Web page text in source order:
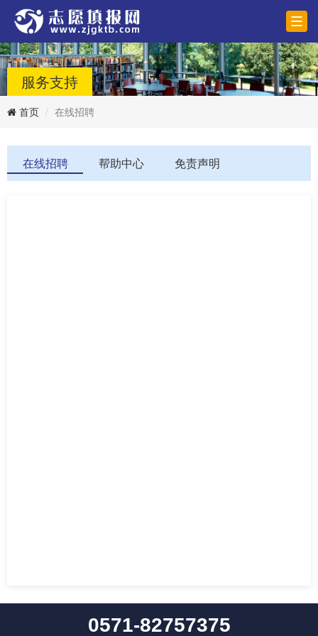
服务支持
首页 在线招聘
在线招聘 帮助中心 免责声明
0571-82757375